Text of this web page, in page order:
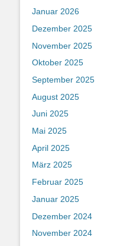
Januar 2026
Dezember 2025
November 2025
Oktober 2025
September 2025
August 2025
Juni 2025
Mai 2025
April 2025
März 2025
Februar 2025
Januar 2025
Dezember 2024
November 2024